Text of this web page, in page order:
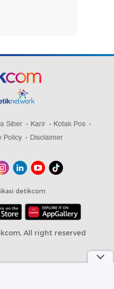
Siber Karir
Kotak Pos
Policy Disclaimer
detikcom
All right reserved